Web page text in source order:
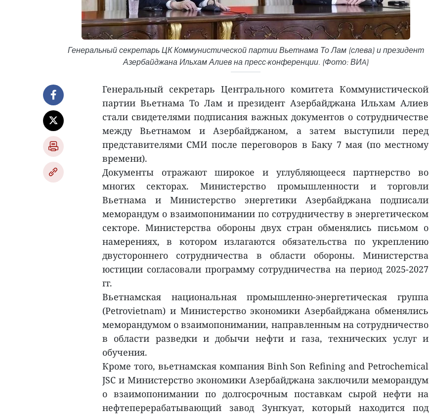
Генеральный секретарь ЦК Коммунистической партии Вьетнама То Лам (слева) и президент
Азербайджана Ильхам Алиев на пресс-конференции. (Фото: ВИA)
Генеральный секретарь Центрального комитета Коммунистической
партии Вьетнама То Лам и президент Азербайджана Ильхам Алиев
стали свидетелями подписания важных документов о сотрудничестве
между Вьетнамом и Азербайджаном, а затем выступили перед
представителями СМИ после переговоров в Баку 7 мая (по местному
времени).
Документы отражают широкое и углубляющееся партнерство во
многих секторах. Министерство промышленности и торговли
Вьетнама и Министерство энергетики Азербайджана подписали
меморандум о взаимопонимании по сотрудничеству в энергетическом
секторе. Министерства обороны двух стран обменялись письмом о
намерениях, в котором излагаются обязательства по укреплению
двустороннего сотрудничества в области обороны. Министерства
юстиции согласовали программу сотрудничества на период 2025-2027
гг.
Вьетнамская национальная промышленно-энергетическая группа
(Petrovietnam) и Министерство экономики Азербайджана обменялись
меморандумом о взаимопонимании, направленным на сотрудничество
в области разведки и добычи нефти и газа, технических услуг и
обучения.
Кроме того, вьетнамская компания Binh Son Refining and Petrochemical
JSC и Министерство экономики Азербайджана заключили меморандум
о взаимопонимании по долгосрочным поставкам сырой нефти на
нефтеперерабатывающий завод Зунгкуат, который находится под